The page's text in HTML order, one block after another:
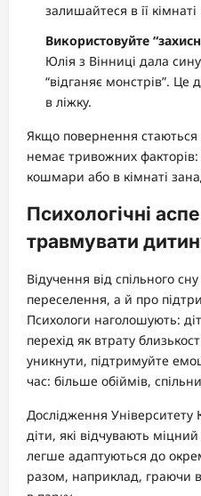
залишайтеся в її
Використовуйте
Юлія з Вінниці дала
“відганяє монстрів”.
в ліжку.
Якщо повернення стаються
немає тривожних
кошмари або в кімнаті
Психологічні
травмувати
Відучення від спільного
переселення, а й про
Психологи наголошують:
перехід як втрату
уникнути, підтримуйте
час: більше обіймів,
Дослідження
діти, які відчувають
легше адаптуються до
разом, наприклад, граючи в